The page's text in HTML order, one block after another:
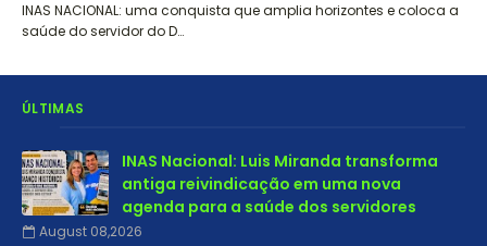
INAS NACIONAL: uma conquista que amplia horizontes e coloca a
saúde do servidor do D…
ÚLTIMAS
INAS Nacional: Luis Miranda transforma
antiga reivindicação em uma nova
agenda para a saúde dos servidores
August 08,2026